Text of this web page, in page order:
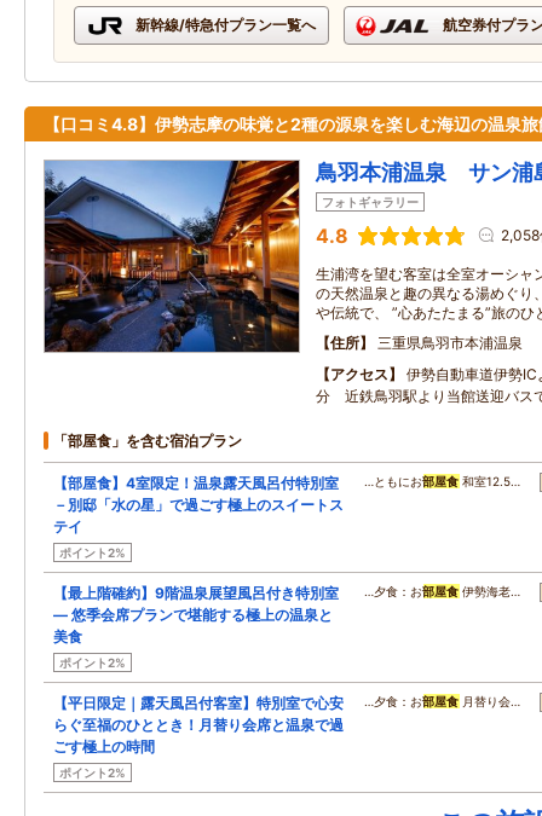
新幹線/特急付プラン一覧へ 航空券付プラ
【口コミ4.8】伊勢志摩の味覚と2種の源泉を楽しむ海辺の温泉旅
鳥羽本浦温泉 サン浦
フォトギャラリー
4.8
生浦湾を望む客室は全室オーシャ
の天然温泉と趣の異なる湯めぐり
や伝統で、 ”心あたたまる”旅の
住所
三重県鳥羽市本浦温泉
アクセス
伊勢自動車道伊勢
分 近鉄鳥羽駅より当館送迎バス
「部屋食」を含む宿泊プラン
【部屋食】4室限定！温泉露天風呂付特別室
－別邸「水の星」で過ごす極上のスイートス
テイ
ポイント2%
…ともにお部屋食 和室12.5…
【最上階確約】9階温泉展望風呂付き特別室
― 悠季会席プランで堪能する極上の温泉と
美食
ポイント2%
…夕食：お部屋食 伊勢海老…
【平日限定｜露天風呂付客室】特別室で心安
らぐ至福のひととき！月替り会席と温泉で過
ごす極上の時間
ポイント2%
…夕食：お部屋食 月替り会…